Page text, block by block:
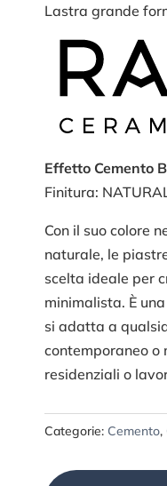
Lastra grande
Effetto Cemento
Finitura:
Con il suo colore
naturale, le
scelta ideale per
minimalista. È
si adatta a
contemporaneo o
residenziali o
Categorie: Cemento,